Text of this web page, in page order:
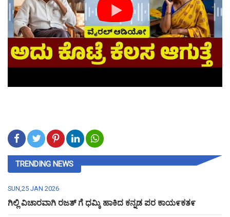
TRENDING NEWS
SUN,25 JAN 2026
ಗಿಲ್ಲಿ ವಿಚಾರವಾಗಿ ರಜತ್ ಗೆ ಧಮ್ಕಿ ಹಾಕಿದ ಕನ್ನಡ ಪರ ಕಾಯ೯ಕತ೯